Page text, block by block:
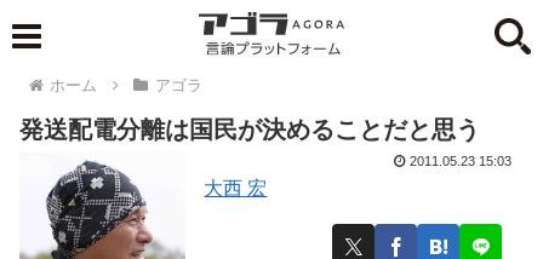
ホーム アゴラ
発送配電分離は国民が決めることだと思う
大西 宏
2011.05.23 15:03